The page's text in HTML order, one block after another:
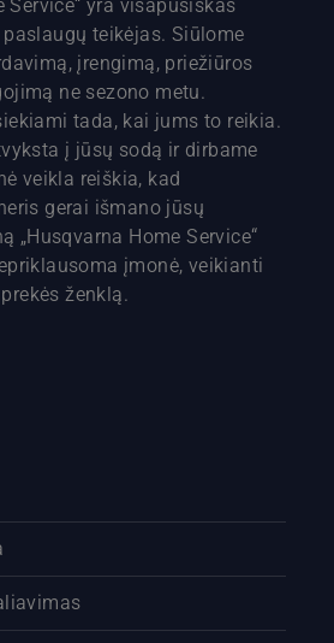
Service“ yra visapusiškas
teikėjas. Siūlome
įrengimą, priežiūros
ne sezono metu.
tada, kai jums to reikia.
į jūsų sodą ir dirbame
veikla reiškia, kad
gerai išmano jūsų
„Husqvarna Home Service“
įmonė, veikianti
ženklą.